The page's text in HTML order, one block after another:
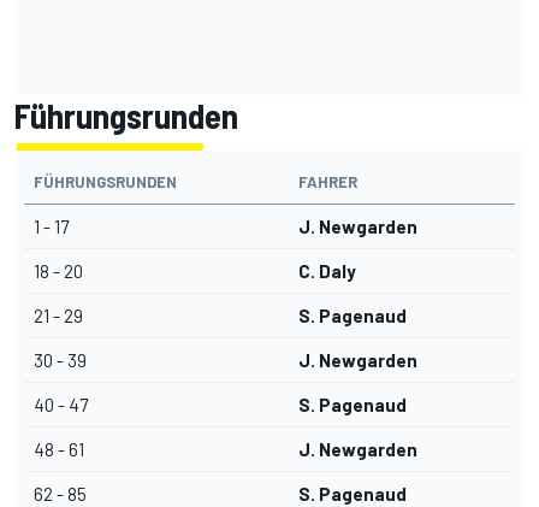
Führungsrunden
FÜHRUNGSRUNDEN FAHRER
1 - 17 J. Newgarden
18 - 20 C. Daly
21 - 29 S. Pagenaud
30 - 39 J. Newgarden
40 - 47 S. Pagenaud
48 - 61 J. Newgarden
62 - 85 S. Pagenaud